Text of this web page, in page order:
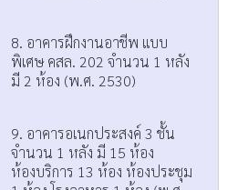
8. อาคารฝึกงานอาชีพ แบบ
พิเศษ คสล. 202 จำนวน 1 หลัง
มี 2 ห้อง (พ.ศ. 2530)
9. อาคารอเนกประสงค์ 3 ชั้น
จำนวน 1 หลัง มี 15 ห้อง
ห้องบริการ 13 ห้อง ห้องประชุม